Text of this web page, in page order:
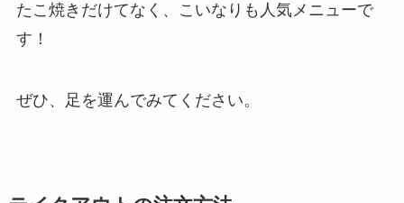
たこ焼きだけてなく、こいなりも人気メニューで
す！
ぜひ、足を運んでみてください。